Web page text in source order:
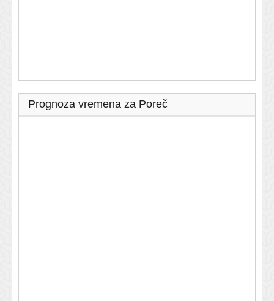
Prognoza vremena za Poreč